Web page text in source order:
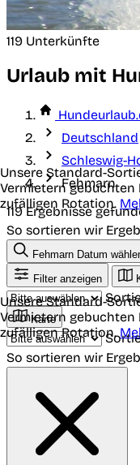
119 Unterkünfte
Urlaub mit
Deutschland
Schleswig-
Fehmarn
119 Ergebnisse
So sortieren wir
Unsere Standard-
Vermietern
zufälligen Rotation.
Fehmarn Datum
Filter anzeigen
Karte
So sortieren wir
Unsere Standard-
Vermietern
zufälligen Rotation.